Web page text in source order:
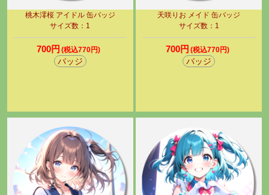
桃木澪桜 アイドル 缶バッジ
サイズ数：1
700円 (税込770円)
バッジ
天咲りお メイド 缶バッジ
サイズ数：1
700円 (税込770円)
バッジ